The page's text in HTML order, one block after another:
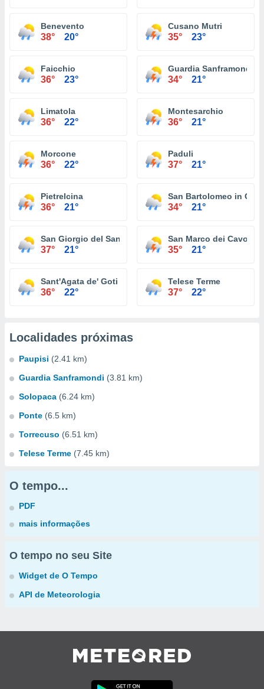
Benevento
38° 20°
Cusano Mutri
35° 23°
Faicchio
36° 23°
Guardia Sanframondi
34° 21°
Limatola
36° 22°
Montesarchio
36° 21°
Morcone
36° 22°
Paduli
37° 21°
Pietrelcina
36° 21°
San Bartolomeo in
34° 21°
San Giorgio del Sannio
37° 21°
San Marco dei Cavoti
35° 21°
Sant'Agata de' Goti
36° 22°
Telese Terme
37° 22°
Localidades próximas
Paupisi (2.41 km)
Guardia Sanframondi (3.81 km)
Solopaca (6.24 km)
Ponte (6.5 km)
Torrecuso (6.51 km)
Telese Terme (7.45 km)
O tempo...
PDF
mais informações
O tempo no seu Site
Widget de O Tempo
API de Meteorologia